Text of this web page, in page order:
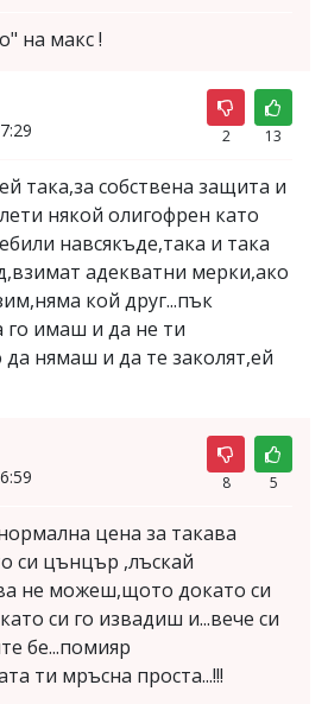
на макс !
2 13
така,за собствена защита и
някой олигофрен като
навсякъде,така и така
адекватни мерки,ако
кой друг...пък
го имаш и да не ти
нямаш и да те заколят,ей
8 5
цена за такава
си цънцър ,лъскай
не можеш,щото докато си
си го извадиш и...вече си
бе...помияр
ти мръсна проста...!!!